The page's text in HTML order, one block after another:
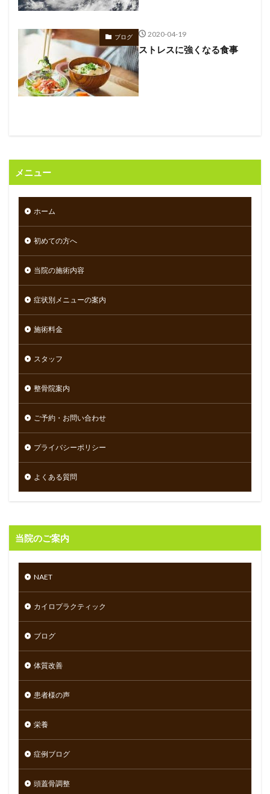
ブログ 2020-04-19
ストレスに強くなる食事
メニュー
ホーム
初めての方へ
当院の施術内容
症状別メニューの案内
施術料金
スタッフ
整骨院案内
ご予約・お問い合わせ
プライバシーポリシー
よくある質問
当院のご案内
NAET
カイロプラクティック
ブログ
体質改善
患者様の声
栄養
症例ブログ
頭蓋骨調整